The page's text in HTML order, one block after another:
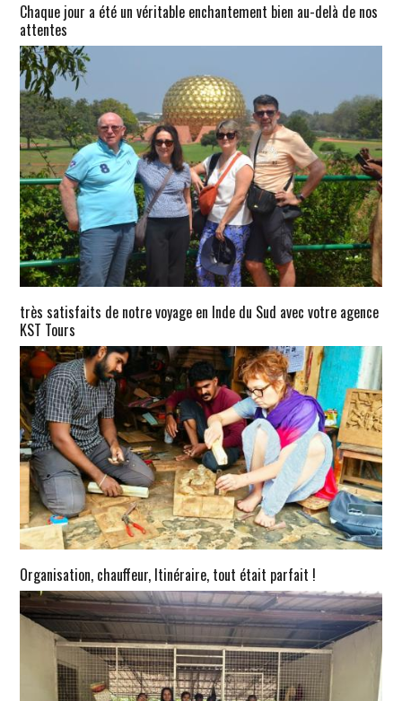
Chaque jour a été un véritable enchantement bien au-delà de nos
attentes
très satisfaits de notre voyage en Inde du Sud avec votre agence
KST Tours
Organisation, chauffeur, Itinéraire, tout était parfait !